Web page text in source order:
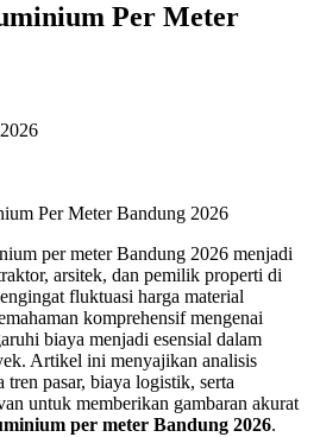
Per Meter
Per Meter Bandung 2026
per meter Bandung 2026 menjadi
arsitek, dan pemilik properti di
fluktuasi harga material
komprehensif mengenai
biaya menjadi esensial dalam
Artikel ini menyajikan analisis
tren pasar, biaya logistik, serta
untuk memberikan gambaran akurat
per meter Bandung 2026.